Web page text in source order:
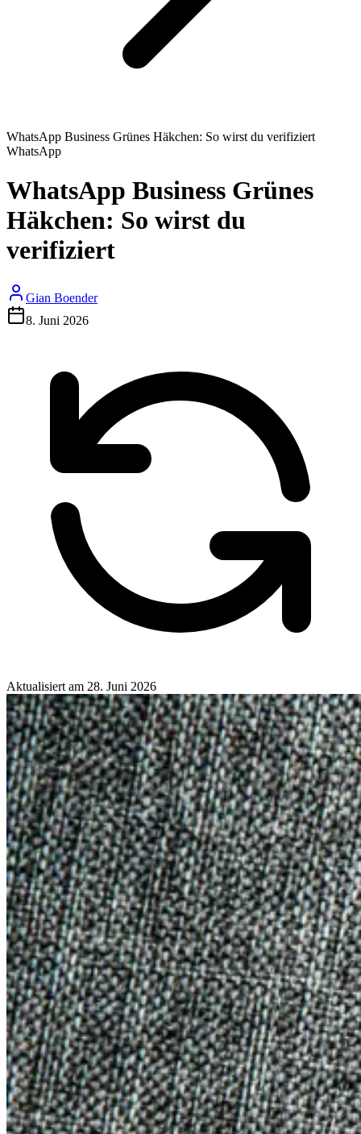
WhatsApp Business Grünes Häkchen: So wirst du verifiziert
WhatsApp
WhatsApp Business Grünes
Häkchen: So wirst du
verifiziert
Gian Boender
8. Juni 2026
Aktualisiert am 28. Juni 2026